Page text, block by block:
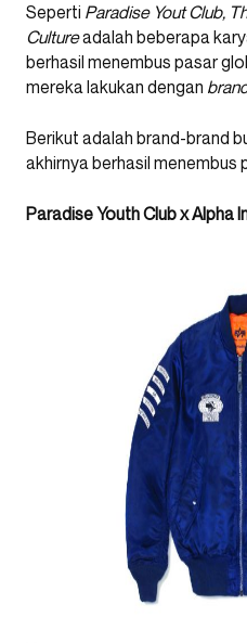
Seperti Paradise Yout Club,
Cultureadalah beberapa
berhasil menembus pasar
mereka lakukan dengan
Berikut adalah brand-brand
akhirnya berhasil
Paradise Youth Club x Alpha